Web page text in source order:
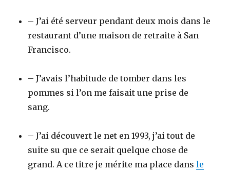
– J’ai été serveur pendant deux mois dans le
restaurant d’une maison de retraite à San
Francisco.
– J’avais l’habitude de tomber dans les
pommes si l’on me faisait une prise de
sang.
– J’ai découvert le net en 1993, j’ai tout de
suite su que ce serait quelque chose de
grand. A ce titre je mérite ma place dansle